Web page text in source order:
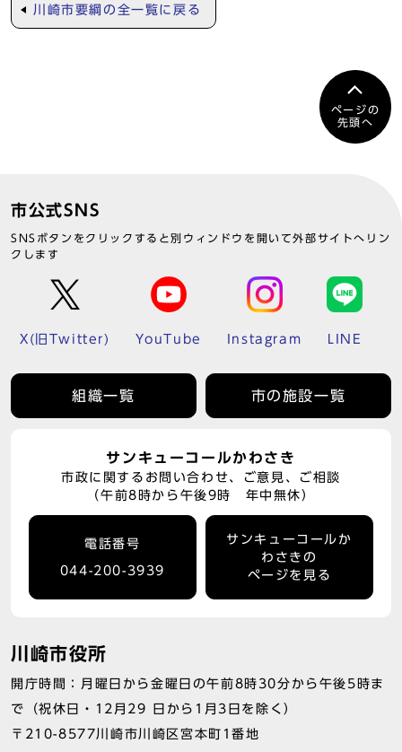
川崎市要綱の全一覧に戻る
ページの
先頭へ
市公式SNS
SNSボタンをクリックすると別ウィンドウを開いて外部サイトへリン
クします
X(旧Twitter) YouTube Instagram LINE
組織一覧 市の施設一覧
サンキューコールかわさき
市政に関するお問い合わせ、ご意見、ご相談
（午前8時から午後9時 年中無休）
電話番号
044-200-3939
サンキューコールか
わさきの
ページを見る
川崎市役所
開庁時間：月曜日から金曜日の午前8時30分から午後5時ま
で（祝休日・12月29 日から1月3日を除く）
〒210-8577川崎市川崎区宮本町1番地